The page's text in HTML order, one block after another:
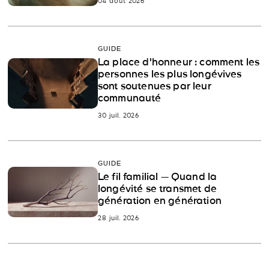
04 août 2026
GUIDE
La place d'honneur : comment les
personnes les plus longévives
sont soutenues par leur
communauté
30 juil. 2026
GUIDE
Le fil familial — Quand la
longévité se transmet de
génération en génération
28 juil. 2026